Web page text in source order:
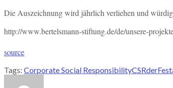
Die Auszeichnung wird jährlich verliehen und
http://www.bertelsmann-stiftung.de/de/unsere-
source
Tags: Corporate Social ResponsibilityCSRder